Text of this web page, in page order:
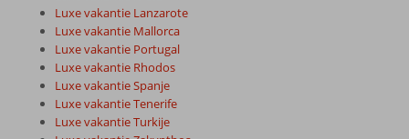
Luxe vakantie Lanzarote
Luxe vakantie Mallorca
Luxe vakantie Portugal
Luxe vakantie Rhodos
Luxe vakantie Spanje
Luxe vakantie Tenerife
Luxe vakantie Turkije